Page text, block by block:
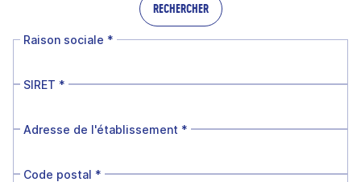
RECHERCHER
Raison sociale *
SIRET *
Adresse de l'établissement *
Code postal *